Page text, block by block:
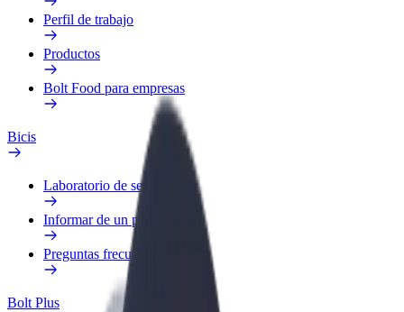
Perfil de trabajo
Productos
Bolt Food para empresas
Bicis
Laboratorio de seguridad
Informar de un problema
Preguntas frecuentes
Bolt Plus